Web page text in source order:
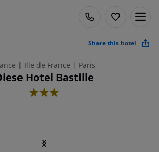
Share this hotel
| Ille de France | Paris
Hotel Bastille
3